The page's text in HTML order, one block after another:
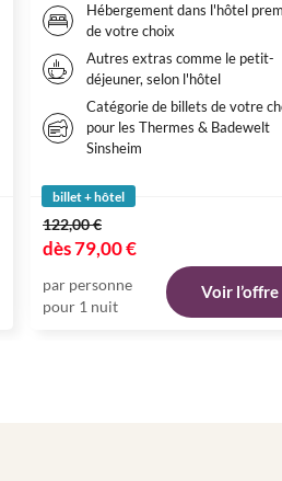
Hébergement dans l'hôtel
de votre choix
Autres extras comme le petit-
déjeuner, selon l'hôtel
Catégorie de billets de votre
pour les Thermes & Badewelt
Sinsheim
billet + hôtel
122,00 €
dès79,00 €
par personne
pour 1 nuit
Voir l’offre